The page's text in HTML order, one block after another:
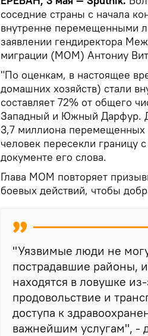
соседние страны с начала
внутренне перемещенными
заявлении гендиректора
миграции (МОМ) Антониу
"По оценкам, в настоящее
домашних хозяйств) стали
составляет 72% от общего
Западный и Южный Дарфур.
3,7 миллиона перемещенных
человек пересекли границу
документе его слова.
Глава МОМ повторяет
боевых действий, чтобы
"Уязвимые люди не
пострадавшие
находятся в ловушке
продовольствие и
доступа к
важнейшим услугам", -